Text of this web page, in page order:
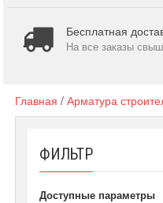
Бесплатная
На все заказы
Главная /Арматура
ФИЛЬТР
Доступные параметры